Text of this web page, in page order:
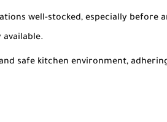
well-stocked, especially before
safe kitchen environment,